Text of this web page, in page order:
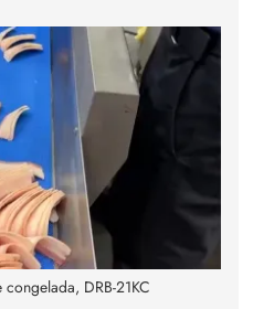
DRB-21KC